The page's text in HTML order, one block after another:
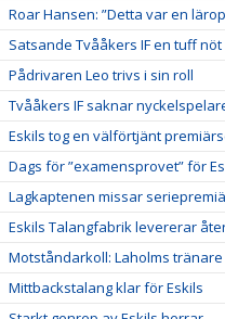
Roar Hansen: ”Detta var en
Satsande Tvååkers IF en tuff nöt
Pådrivaren Leo trivs i sin roll
Tvååkers IF saknar
Eskils tog en välförtjänt
Dags för ”examensprovet” för
Lagkaptenen missar
Eskils Talangfabrik levererar
Motståndarkoll: Laholms
Mittbackstalang klar för Eskils